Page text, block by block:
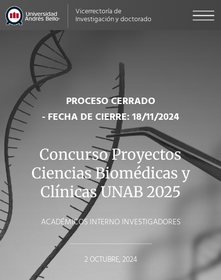
Vicerrectoría de
Investigación y doctorado
PROCESO CERRADO
- FECHA DE CIERRE: 18/11/2024
Concurso Proyectos
Ciencias Biomédicas y
Clínicas UNAB 2025
ACADÉMICOS INTERNO INVESTIGADORES
2 OCTUBRE, 2024